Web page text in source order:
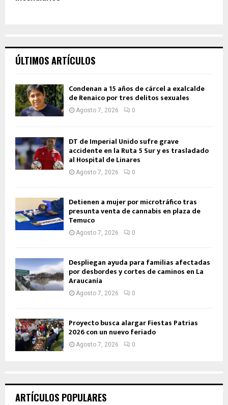
ÚLTIMOS ARTÍCULOS
Condenan a 15 años de cárcel a exalcalde
de Renaico por tres delitos sexuales
Agosto 7, 2026 0
DT de Imperial Unido sufre grave
accidente en la Ruta 5 Sur y es trasladado
al Hospital de Linares
Agosto 7, 2026 0
Detienen a mujer por microtráfico tras
presunta venta de cannabis en plaza de
Temuco
Agosto 7, 2026 0
Despliegan ayuda para familias afectadas
por desbordes y cortes de caminos en La
Araucanía
Agosto 7, 2026 0
Proyecto busca alargar Fiestas Patrias
2026 con un nuevo feriado
Agosto 7, 2026 0
ARTÍCULOS POPULARES